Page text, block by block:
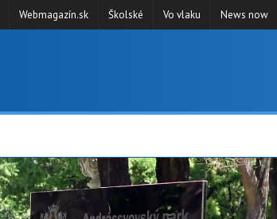
Webmagazín.sk Školské Vo vlaku News now